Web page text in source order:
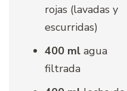
rojas (lavadas y
escurridas)
400 ml agua
filtrada